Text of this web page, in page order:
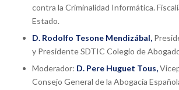
contra la Criminalidad Informática.
Estado.
D. Rodolfo Tesone Mendizábal,
y Presidente SDTIC Colegio de
Moderador: D. Pere Huguet Tous,
Consejo General de la Abogacía